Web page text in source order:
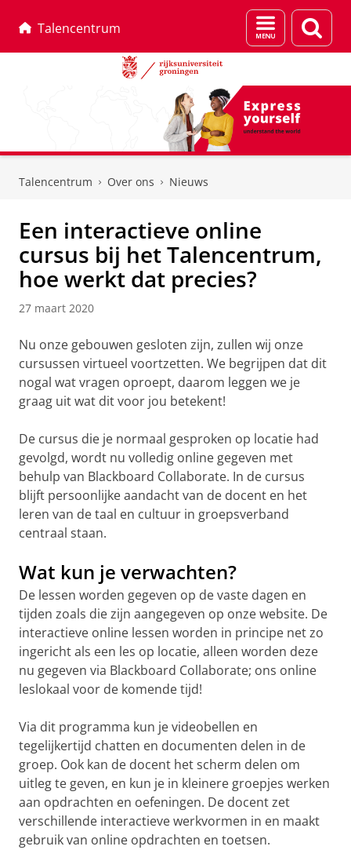
Talencentrum
Menu
en
Talencentrum Over ons Nieuws
Een interactieve online
cursus bij het Talencentrum,
hoe werkt dat precies?
27 maart 2020
Nu onze gebouwen gesloten zijn, zullen wij onze
cursussen virtueel voortzetten. We begrijpen dat dit
nogal wat vragen oproept, daarom leggen we je
graag uit wat dit voor jou betekent!
De cursus die je normaal gesproken op locatie had
gevolgd, wordt nu volledig online gegeven met
behulp van Blackboard Collaborate. In de cursus
blijft persoonlijke aandacht van de docent en het
leren van de taal en cultuur in groepsverband
centraal staan.
Wat kun je verwachten?
De lessen worden gegeven op de vaste dagen en
tijden zoals die zijn aangegeven op onze website. De
interactieve online lessen worden in principe net zo
ingericht als een les op locatie, alleen worden deze
nu gegeven via Blackboard Collaborate; ons online
leslokaal voor de komende tijd!
Via dit programma kun je videobellen en
tegelijkertijd chatten en documenten delen in de
groep. Ook kan de docent het scherm delen om
uitleg te geven, en kun je in kleinere groepjes werken
aan opdrachten en oefeningen. De docent zet
verschillende interactieve werkvormen in en maakt
gebruik van online opdrachten en toetsen.